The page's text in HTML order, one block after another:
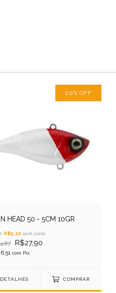
20% OFF
HEAD 50 - 5CM 10GR
R$9,30 sem juros
R$27,90
com Pix
DETALHES COMPRAR